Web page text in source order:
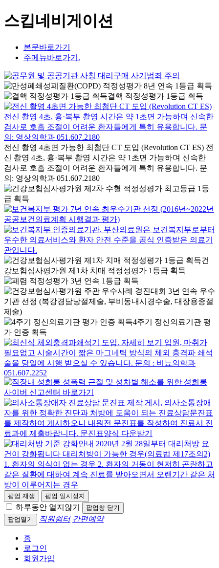
스킵네비게이션
본문바로가기
주메뉴바로가기.
결핵 적정성평가 1등급 획득
전신 촬영 4초면 가능한 최첨단 CT 도입 (Revolution CT ES) 전
신 촬영 4초, 흉·복부 촬영 시간은 약 1초면 가능하며 신속한
검사로 호흡 조절이 어려운 환자들에게 특히 유용합니다. 문
의: 영상의학과 051.607.2180
건
강보험심사평가원 제1차 치매 적정성평가 1등급 획득
4주기 정신의료기관 평
가 인증 획득
팝업 재생 팝업 일시정지
하루동안 열지않기
팝업창 닫기
팝업열기
직원쉼터 간편예약
홈
로그인
회원가입